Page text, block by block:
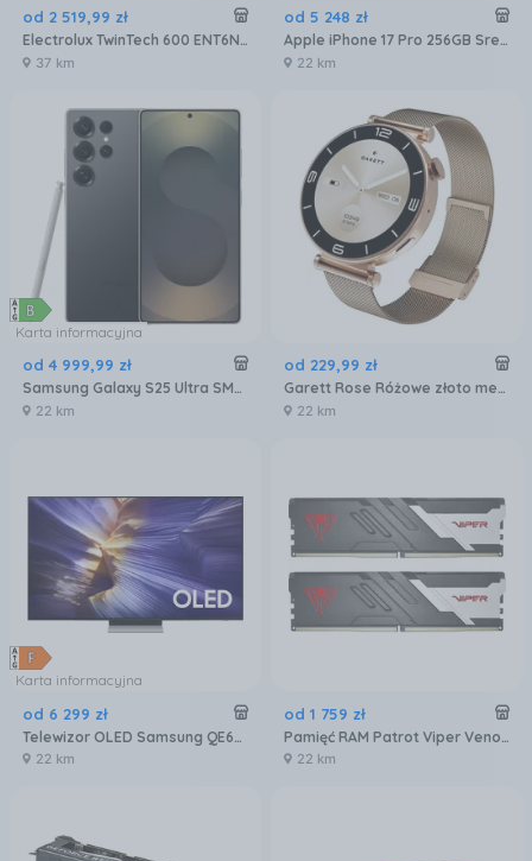
od 2 519,99 zł
Electrolux TwinTech 600 ENT6NE18S
37 km
od 5 248 zł
Apple iPhone 17 Pro 256GB Srebrny
22 km
Karta informacyjna
od 4 999,99 zł
Samsung Galaxy S25 Ultra SM-S938 12/256GB Tytanowy Czarny
22 km
od 229,99 zł
Garett Rose Różowe złoto mesh
22 km
Karta informacyjna
od 6 299 zł
Telewizor OLED Samsung QE65S90FATXXH 65 cali 4K UHD
22 km
od 1 759 zł
Pamięć RAM Patrot Viper Venom DDR5 32GB 6000MTs (PVV532G600C30K)
22 km